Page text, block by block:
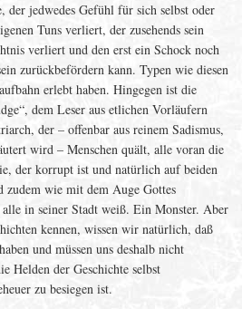
der jedwedes Gefühl für sich selbst oder
Tuns verliert, der zusehends sein
verliert und den erst ein Schock noch
zurückbefördern kann. Typen wie diesen
erlebt haben. Hingegen ist die
dem Leser aus etlichen Vorläufern
der – offenbar aus reinem Sadismus,
wird – Menschen quält, alle voran die
der korrupt ist und natürlich auf beiden
zudem wie mit dem Auge Gottes
alle in seiner Stadt weiß. Ein Monster. Aber
kennen, wissen wir natürlich, daß
und müssen uns deshalb nicht
Helden der Geschichte selbst
zu besiegen ist.